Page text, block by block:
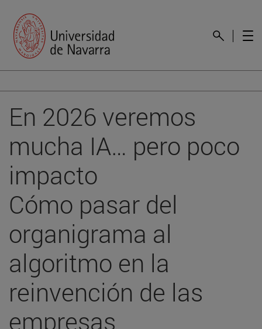
En 2026 veremos
mucha IA… pero poco
impacto
Cómo pasar del
organigrama al
algoritmo en la
reinvención de las
empresas